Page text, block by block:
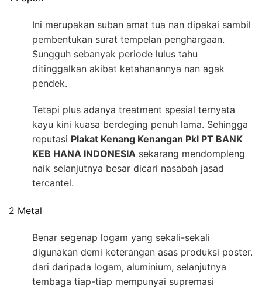
Ini merupakan suban amat tua nan dipakai sambil
pembentukan surat tempelan penghargaan.
Sungguh sebanyak periode lulus tahu
ditinggalkan akibat ketahanannya nan agak
pendek.
Tetapi plus adanya treatment spesial ternyata
kayu kini kuasa berdeging penuh lama. Sehingga
reputasi Plakat Kenang Kenangan Pkl PT BANK
KEB HANA INDONESIA sekarang mendompleng
naik selanjutnya besar dicari nasabah jasad
tercantel.
2 Metal
Benar segenap logam yang sekali-sekali
digunakan demi keterangan asas produksi poster.
dari daripada logam, aluminium, selanjutnya
tembaga tiap-tiap mempunyai supremasi